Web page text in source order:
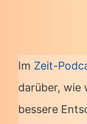
Im Zeit-
darüber, wie
bessere